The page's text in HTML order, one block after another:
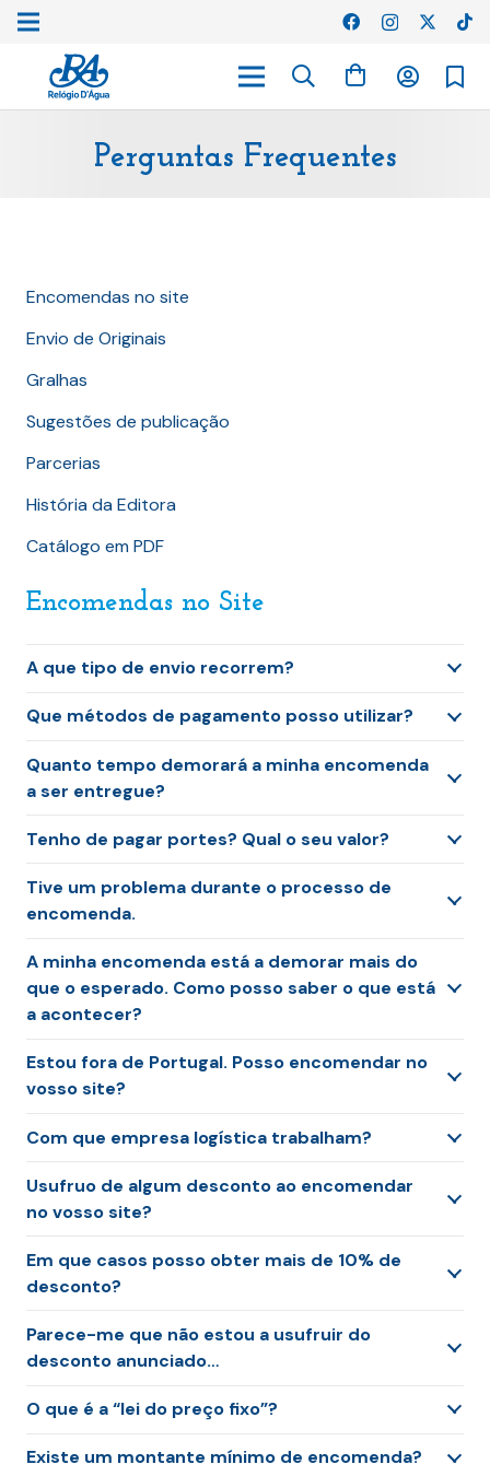
Perguntas Frequentes
Encomendas no site
Envio de Originais
Gralhas
Sugestões de publicação
Parcerias
História da Editora
Catálogo em PDF
Encomendas no Site
A que tipo de envio recorrem?
Que métodos de pagamento posso utilizar?
Quanto tempo demorará a minha encomenda
a ser entregue?
Tenho de pagar portes? Qual o seu valor?
Tive um problema durante o processo de
encomenda.
A minha encomenda está a demorar mais do
que o esperado. Como posso saber o que está
a acontecer?
Estou fora de Portugal. Posso encomendar no
vosso site?
Com que empresa logística trabalham?
Usufruo de algum desconto ao encomendar
no vosso site?
Em que casos posso obter mais de 10% de
desconto?
Parece-me que não estou a usufruir do
desconto anunciado…
O que é a “lei do preço fixo”?
Existe um montante mínimo de encomenda?